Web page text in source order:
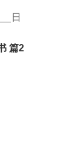
日
篇2